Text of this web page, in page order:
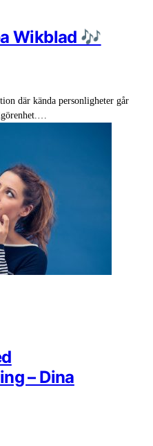
Wikblad 🎶
där kända personligheter går
– Dina